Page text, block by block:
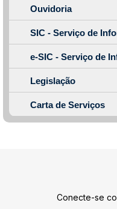
Ouvidoria
SIC - Serviço de
e-SIC - Serviço de
Legislação
Carta de Serviços
Conecte-se